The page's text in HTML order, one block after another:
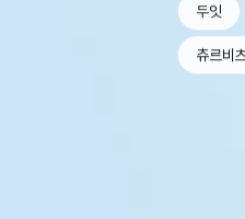
두잇
츄르비